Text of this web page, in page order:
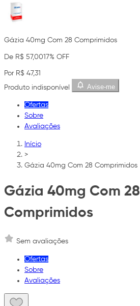
Gázia 40mg Com 28 Comprimidos
De R$ 57,0017% OFF
Por R$ 47,31
Produto indisponível
Avise-me
Ofertas
Sobre
Avaliações
Início
>
Gázia 40mg Com 28 Comprimidos
Gázia 40mg Com 28
Comprimidos
Sem avaliações
Ofertas
Sobre
Avaliações